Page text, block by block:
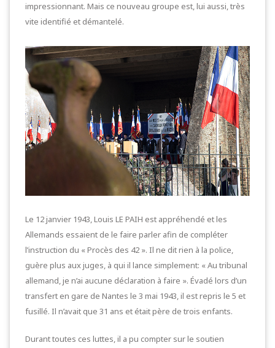
impressionnant. Mais ce nouveau groupe est, lui aussi, très
vite identifié et démantelé.
Le 12 janvier 1943, Louis LE PAIH est appréhendé et les
Allemands essaient de le faire parler afin de compléter
l’instruction du « Procès des 42 ». Il ne dit rien à la police,
guère plus aux juges, à qui il lance simplement: « Au tribunal
allemand, je n’ai aucune déclaration à faire ». Évadé lors d’un
transfert en gare de Nantes le 3 mai 1943, il est repris le 5 et
fusillé. Il n’avait que 31 ans et était père de trois enfants.
Durant toutes ces luttes, il a pu compter sur le soutien